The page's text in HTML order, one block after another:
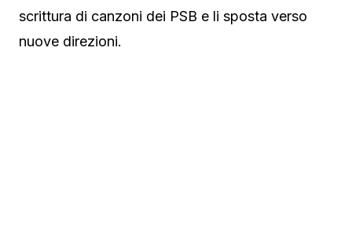
scrittura di canzoni dei PSB e li sposta verso
nuove direzioni.